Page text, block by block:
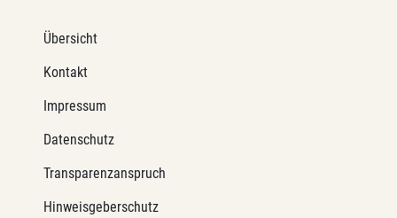
Übersicht
Kontakt
Impressum
Datenschutz
Transparenzanspruch
Hinweisgeberschutz